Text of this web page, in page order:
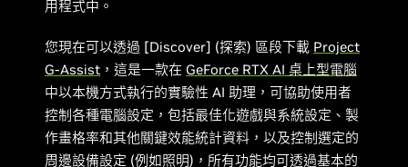
用程式中。
您現在可以透過 [Discover] (探索) 區段下載 Project
G-Assist ，這是一款在 GeForce RTX AI 桌上型電腦
中以本機方式執行的實驗性 AI 助理，可協助使用者
控制各種電腦設定，包括最佳化遊戲與系統設定、製
作畫格率和其他關鍵效能統計資料，以及控制選定的
周邊設備設定 (例如照明)，所有功能均可透過基本的